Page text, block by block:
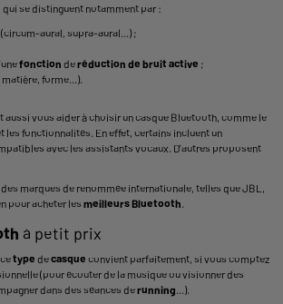
se distinguent notamment par :
aural, supra-aural...) ;
fonction deréduction de bruit active ;
forme...).
aussi vous aider àchoisir un casque Bluetooth, comme le
les fonctionnalités. En effet, certains incluent un
avec les assistants vocaux. D'autres proposent
marques de renommée internationale, telles que JBL,
pour acheter les meilleurs Bluetooth.
à petit prix
type decasque convient parfaitement, si vous comptez
(pour écouter de la musique ou visionner des
dans des séances derunning...).